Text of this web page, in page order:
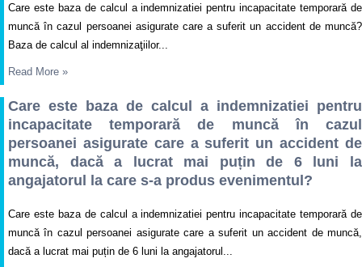
Care este baza de calcul a indemnizatiei pentru incapacitate temporară de
muncă în cazul persoanei asigurate care a suferit un accident de muncă?
Baza de calcul al indemnizaţiilor...
Read More »
Care este baza de calcul a indemnizatiei pentru
incapacitate temporară de muncă în cazul
persoanei asigurate care a suferit un accident de
muncă, dacă a lucrat mai puțin de 6 luni la
angajatorul la care s-a produs evenimentul?
Care este baza de calcul a indemnizatiei pentru incapacitate temporară de
muncă în cazul persoanei asigurate care a suferit un accident de muncă,
dacă a lucrat mai puțin de 6 luni la angajatorul...